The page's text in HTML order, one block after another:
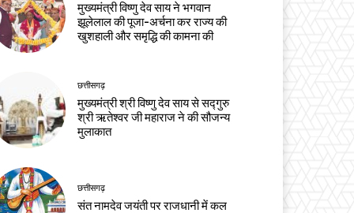
मुख्यमंत्री विष्णु देव साय ने भगवान
झूलेलाल की पूजा-अर्चना कर राज्य की
खुशहाली और समृद्धि की कामना की
छत्तीसगढ़
मुख्यमंत्री श्री विष्णु देव साय से सद्गुरु
श्री ऋतेश्वर जी महाराज ने की सौजन्य
मुलाकात
छत्तीसगढ़
संत नामदेव जयंती पर राजधानी में कल